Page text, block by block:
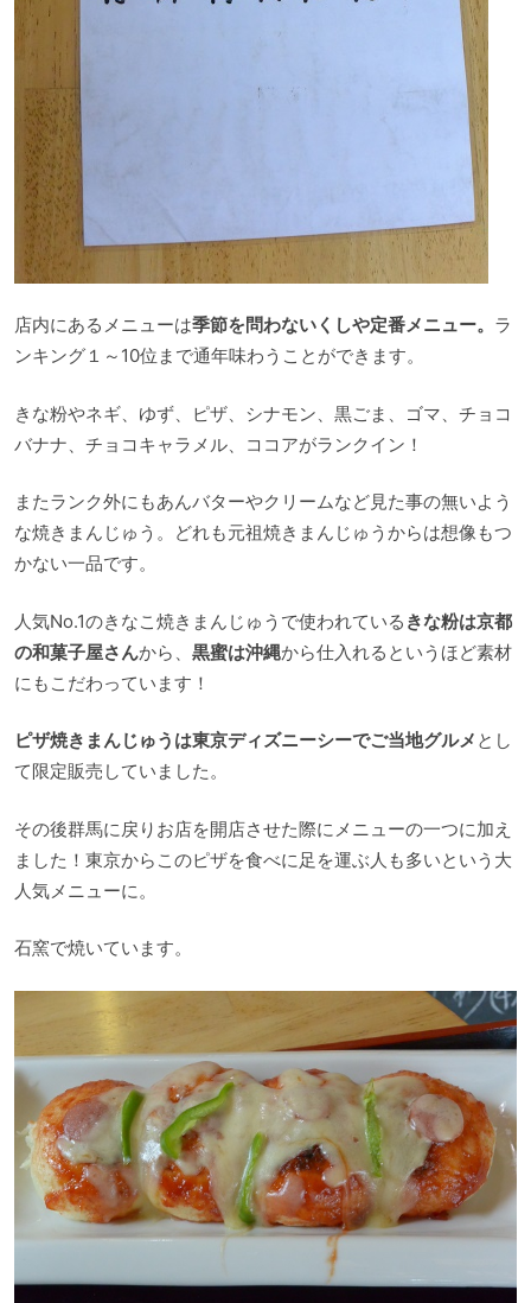
店内にあるメニューは季節を問わないくしや定番メニュー。 ラ
ンキング１～10位まで通年味わうことができます。
きな粉やネギ、ゆず、ピザ、シナモン、黒ごま、ゴマ、チョコ
バナナ、チョコキャラメル、ココアがランクイン！
またランク外にもあんバターやクリームなど見た事の無いよう
な焼きまんじゅう。どれも元祖焼きまんじゅうからは想像もつ
かない一品です。
人気No.1のきなこ焼きまんじゅうで使われている きな粉は京都
の和菓子屋さんから、 黒蜜は沖縄から仕入れるというほど素材
にもこだわっています！
ピザ焼きまんじゅうは東京ディズニーシーでご当地グルメ とし
て限定販売していました。
その後群馬に戻りお店を開店させた際にメニューの一つに加え
ました！東京からこのピザを食べに足を運ぶ人も多いという大
人気メニューに。
石窯で焼いています。